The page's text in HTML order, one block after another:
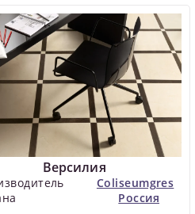
Версилия
Coliseumgres
Россия